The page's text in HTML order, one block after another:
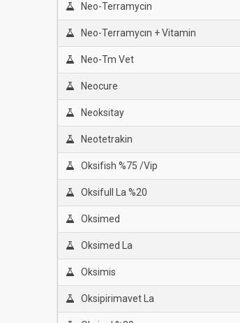
Neo-Terramycin
Neo-Terramycın + Vitamin
Neo-Tm Vet
Neocure
Neoksitay
Neotetrakin
Oksifish %75 /Vip
Oksifull La %20
Oksimed
Oksimed La
Oksimis
Oksipirimavet La